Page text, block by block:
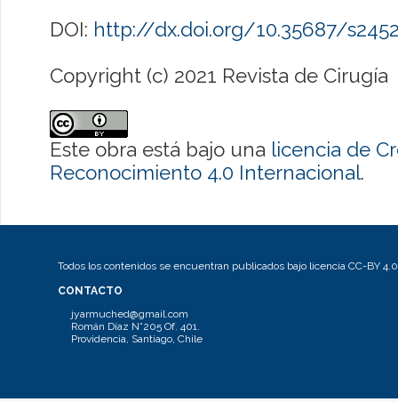
DOI: http://dx.doi.org/10.35687/
Copyright (c) 2021 Revista de Cirugía
Este obra está bajo una licencia de
Reconocimiento 4.0 Internacional.
Todos los contenidos se encuentran publicados bajo licencia CC-BY 4.0
CONTACTO
jyarmuched@gmail.com
Román Díaz N°205 Of. 401.
Providencia, Santiago, Chile